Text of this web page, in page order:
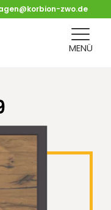
zwo.de
MENÜ